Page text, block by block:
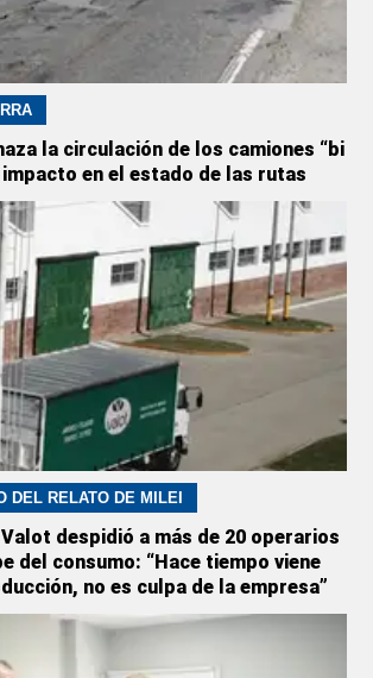
la circulación de los camiones “bi
en el estado de las rutas
DEL RELATO DE MILEI
Valot despidió a más de 20 operarios
del consumo: “Hace tiempo viene
no es culpa de la empresa”